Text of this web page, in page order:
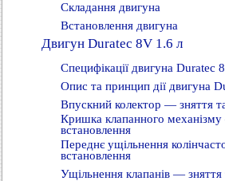
Складання двигуна
Встановлення двигуна
Двигун Duratec 8V 1.6 л
Специфікації двигуна Duratec
Опис та принцип дії двигуна
Впускний колектор — зняття
Кришка клапанного
встановлення
Переднє ущільнення
встановлення
Ущільнення клапанів — зняття